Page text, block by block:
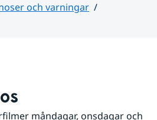
och varningar
måndagar, onsdagar och